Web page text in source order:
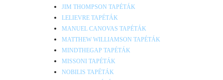
JIM THOMPSON TAPÉTÁK
LELIEVRE TAPÉTÁK
MANUEL CANOVAS TAPÉTÁK
MATTHEW WILLIAMSON TAPÉTÁK
MINDTHEGAP TAPÉTÁK
MISSONI TAPÉTÁK
NOBILIS TAPÉTÁK